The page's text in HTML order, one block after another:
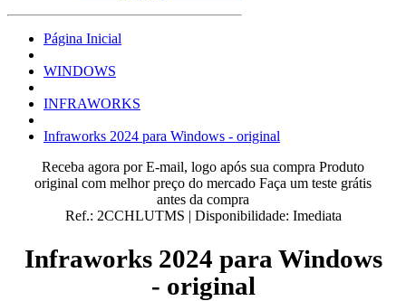
Página Inicial
‎WINDOWS‎
INFRAWORKS
Infraworks 2024 para Windows - original
Receba agora por E-mail, logo após sua compra Produto
original com melhor preço do mercado Faça um teste grátis
antes da compra
Ref.: 2CCHLUTMS | Disponibilidade: Imediata
Infraworks 2024 para Windows
- original